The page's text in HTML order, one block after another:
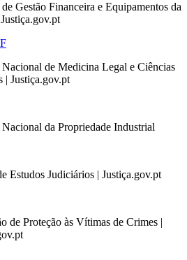
Gestão Financeira e Equipamentos da
de Medicina Legal e Ciências
| Justiça.gov.pt
da Propriedade Industrial
Estudos Judiciários | Justiça.gov.pt
de Proteção às Vítimas de Crimes |